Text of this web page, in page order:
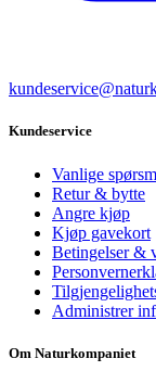
Kundeservice
Vanlige
Retur & bytte
Angre kjøp
Kjøp gavekort
Betingelser &
Administrer
Om Naturkompaniet